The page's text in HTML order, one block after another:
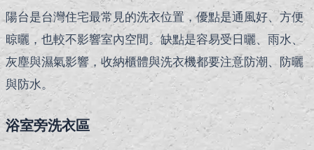
陽台是台灣住宅最常見的洗衣位置，優點是通風好、方便
晾曬，也較不影響室內空間。缺點是容易受日曬、雨水、
灰塵與濕氣影響，收納櫃體與洗衣機都要注意防潮、防曬
與防水。
浴室旁洗衣區